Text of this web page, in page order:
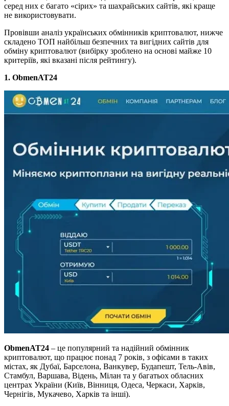
серед них є багато «сірих» та шахрайських сайтів, які краще
не використовувати.
Провівши аналіз українських обмінників криптовалют, нижче
складено ТОП найбільш безпечних та вигідних сайтів для
обміну криптовалют (вибірку зроблено на основі майже 10
критеріїв, які вказані після рейтингу).
1. ObmenAT24
ObmenAT24 – це популярний та надійний обмінник
криптовалют, що працює понад 7 років, з офісами в таких
містах, як Дубаї, Барселона, Ванкувер, Будапешт, Тель-Авів,
Стамбул, Варшава, Відень, Мілан та у багатьох обласних
центрах України (Київ, Вінниця, Одеса, Черкаси, Харків,
Чернігів, Мукачево, Харків та інші).